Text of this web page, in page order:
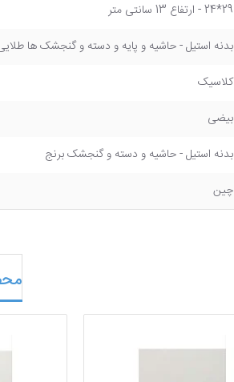
29*24 - ارتفاع 13 سانتی متر
بدنه استیل - حاشیه و پایه و دسته و گنجشک ها
کلاسیک
بیضی
بدنه استیل - حاشیه و دسته و گنجشک برنج
چین